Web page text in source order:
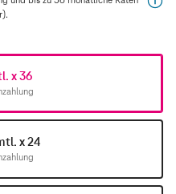
x 36
x 24